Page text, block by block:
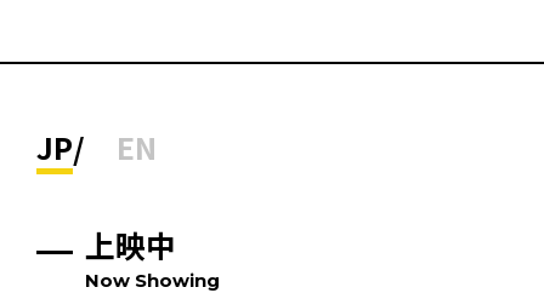
JP EN
上映中
Now Showing